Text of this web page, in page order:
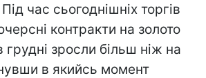
час сьогоднішніх торгів
контракти на золото
грудні зросли більш ніж на
в якийсь момент